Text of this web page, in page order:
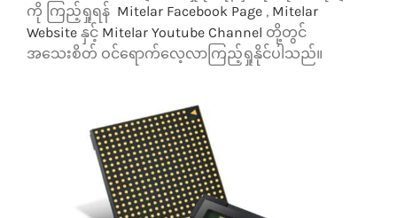
ကို ကြည့်ရှုရန်Mitelar Facebook Page, Mitelar
Websiteနှင့် Mitelar Youtube Channel တို့တွင်
အသေးစိတ် ဝင်ရောက်လေ့လာကြည့်ရှုနိုင်ပါသည်။